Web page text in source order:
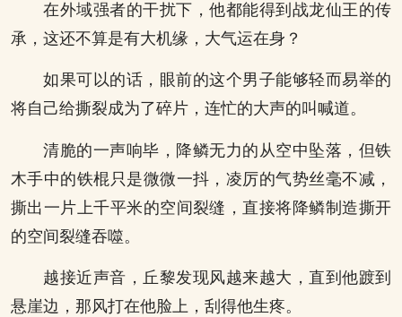
在外域强者的干扰下，他都能得到战龙仙王的传
承，这还不算是有大机缘，大气运在身？
如果可以的话，眼前的这个男子能够轻而易举的
将自己给撕裂成为了碎片，连忙的大声的叫喊道。
清脆的一声响毕，降鳞无力的从空中坠落，但铁
木手中的铁棍只是微微一抖，凌厉的气势丝毫不减，
撕出一片上千平米的空间裂缝，直接将降鳞制造撕开
的空间裂缝吞噬。
越接近声音，丘黎发现风越来越大，直到他踱到
悬崖边，那风打在他脸上，刮得他生疼。